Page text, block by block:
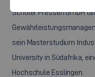
Schuler Pressen GmbH
sein Masterstudium
University in Südafrika,
Hochschule Esslingen.